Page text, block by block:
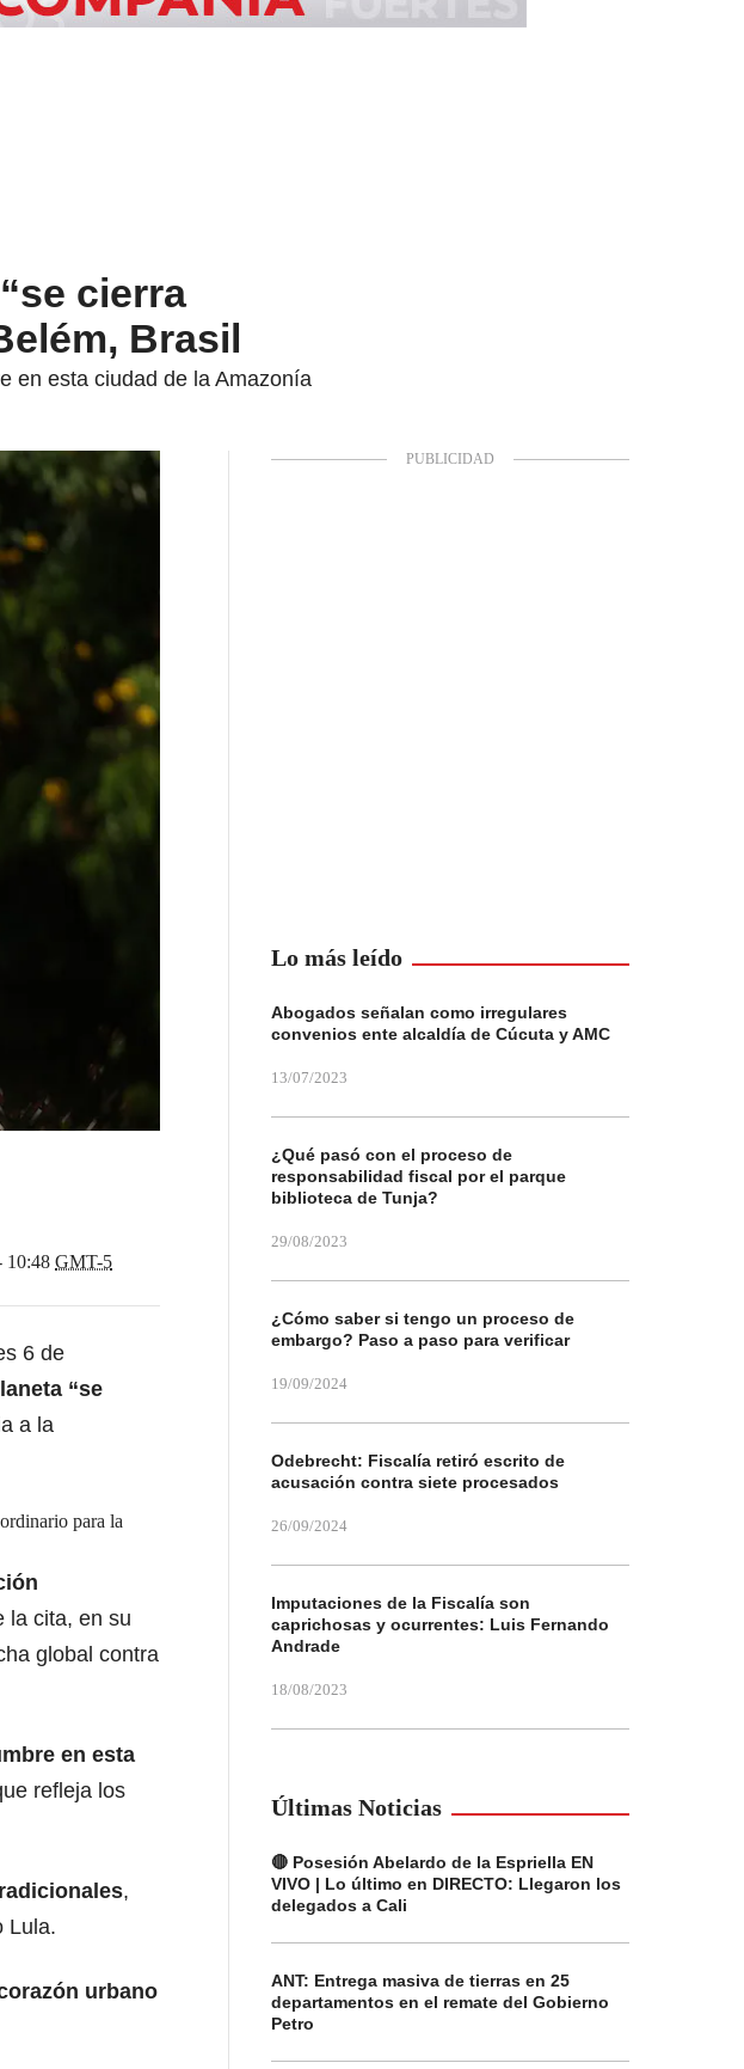
cierra
Brasil
en esta ciudad de la Amazonía
10:48 GMT-5
6 de
“se
a la
para la
la cita, en su
global contra
en esta
refleja los
,
Lula.
urbano
Lo más leído
Abogados señalan como irregulares
convenios ente alcaldía de Cúcuta y AMC
13/07/2023
¿Qué pasó con el proceso de
responsabilidad fiscal por el parque
biblioteca de Tunja?
29/08/2023
¿Cómo saber si tengo un proceso de
embargo? Paso a paso para verificar
19/09/2024
Odebrecht: Fiscalía retiró escrito de
acusación contra siete procesados
26/09/2024
Imputaciones de la Fiscalía son
caprichosas y ocurrentes: Luis Fernando
Andrade
18/08/2023
Últimas Noticias
🔴 Posesión Abelardo de la Espriella EN
VIVO | Lo último en DIRECTO: Llegaron los
delegados a Cali
ANT: Entrega masiva de tierras en 25
departamentos en el remate del Gobierno
Petro